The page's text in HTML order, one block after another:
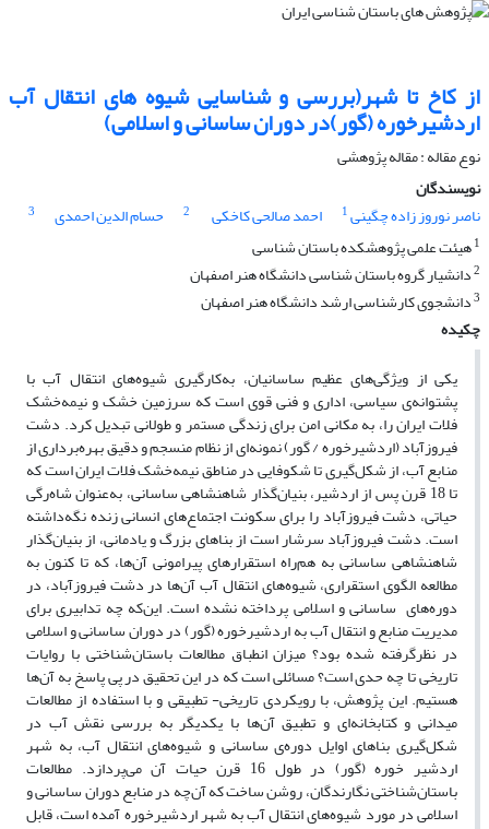
از کاخ تا شهر(بررسی و شناسایی شیوه های انتقال آب
اردشیرخوره (گور)در دوران ساسانی و اسلامی)
نوع مقاله : مقاله پژوهشی
نویسندگان
ناصر نوروز زاده چگینی1 احمد صالحی کاخکی 2 حسام الدین احمدی
3
1هیئت علمی پژوهشکده باستان شناسی
2دانشیار گروه باستان شناسی دانشگاه هنر اصفهان
3دانشجوی کارشناسی ارشد دانشگاه هنر اصفهان
چکیده
یکی از ویژگی‌های عظیم ساسانیان، به‌کارگیری شیوه‌های انتقال آب با
پشتوانه‌ی سیاسی، اداری و فنی قوی است که سرزمین خشک و نیمه‌خشک
فلات ایران را، به مکانی امن برای زندگی مستمر و طولانی تبدیل کرد. دشت
فیروزآباد (اردشیرخوره / گور) نمونه‌ای از نظام منسجم و دقیق بهره‌برداری از
منابع آب، از شکل‌گیری تا شکوفایی در مناطق نیمه‌خشک فلات ایران است که
تا 18 قرن پس از اردشیر، بنیان‌گذار شاهنشاهی ساسانی، به‌عنوان شاه‌رگی
حیاتی، دشت فیروزآباد را برای سکونت اجتماع‌های انسانی زنده نگه‌داشته
است. دشت فیروزآباد سرشار است از بناهای بزرگ و یادمانی، از بنیان‌گذار
شاهنشاهی ساسانی به هم‌راه استقرارهای پیرامونی آن‌ها، که تا کنون به
مطالعه الگوی استقراری، شیوه‌های انتقال آب آن‌ها در دشت فیروزآباد، در
دوره‌های ساسانی و اسلامی پرداخته نشده است. این‌که چه تدابیری برای
مدیریت منابع و انتقال آب به اردشیرخوره (گور) در دوران ساسانی و اسلامی
در نظرگرفته شده بود؟ میزان انطباق مطالعات باستان‌شناختی با روایات
تاریخی تا چه حدی است؟ مسائلی است که در این تحقیق در پی پاسخ به آن‌ها
هستیم. این پژوهش، با رویکردی تاریخی- تطبیقی و با استفاده از مطالعات
میدانی و کتابخانه‌ای و تطبیق آن‌ها با یکدیگر به بررسی نقش آب در
شکل‌گیری بناهای اوایل دوره‌ی ساسانی و شیوه‌های انتقال آب، به شهر
اردشیر خوره (گور) در طول 16 قرن حیات آن می‌پردازد. مطالعات
باستان‌شناختی نگارندگان، روشن ساخت که آن‌چه در منابع دوران ساسانی و
اسلامی در مورد شیوه‌های انتقال آب به شهر اردشیرخوره آمده است، قابل